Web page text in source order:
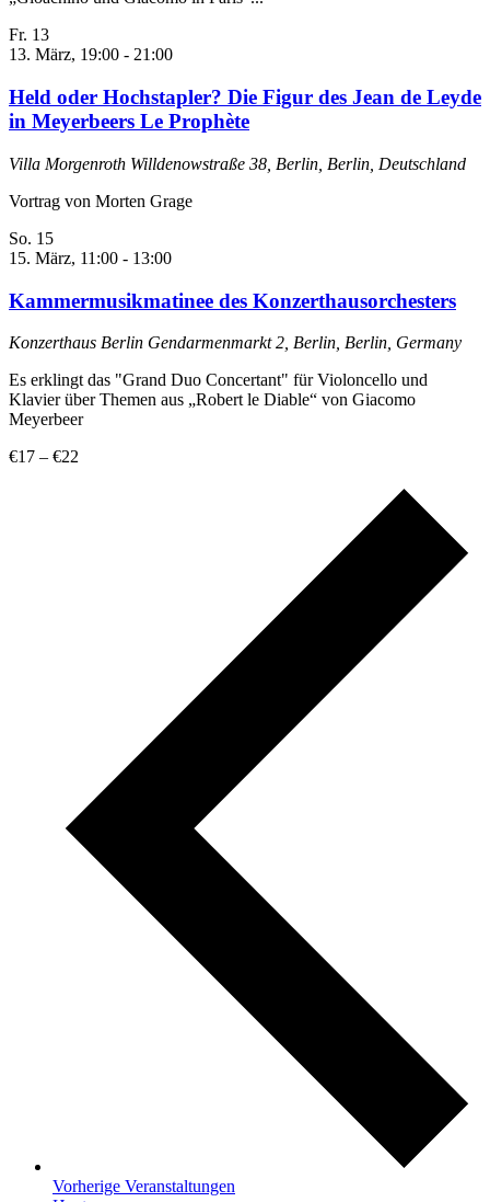
Fr. 13
13. März, 19:00 - 21:00
Held oder Hochstapler? Die Figur des Jean de Leyde
in Meyerbeers Le Prophète
Villa Morgenroth Willdenowstraße 38, Berlin, Berlin, Deutschland
Vortrag von Morten Grage
So. 15
15. März, 11:00 - 13:00
Kammermusikmatinee des Konzerthausorchesters
Konzerthaus Berlin Gendarmenmarkt 2, Berlin, Berlin, Germany
Es erklingt das "Grand Duo Concertant" für Violoncello und
Klavier über Themen aus „Robert le Diable“ von Giacomo
Meyerbeer
€17 – €22
Vorherige Veranstaltungen